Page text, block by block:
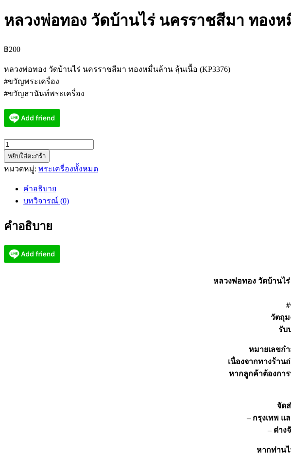
หลวงพ่อทอง วัดบ้านไร่ นครราชสีมา ทองห
฿200
หลวงพ่อทอง วัดบ้านไร่ นครราชสีมา ทองหมื่นล้าน ลุ้นเนื้อ (KP3376)
#ขวัญพระเครื่อง
#ขวัญธานันท์พระเครื่อง
จำนวน
หลวง
พ่อ
บ้านไร่
ทอง
ล้าน
หยิบใส่ตะกร้า
หมวดหมู่: พระเครื่องทั้งหมด
คำอธิบาย
บทวิจารณ์ (0)
คำอธิบาย
หลวงพ่อทอง วัดบ้านไ
วัตถุม
รับ
หมายเลขก
เนื่องจากทางร้าน
หากลูกค้าต้องกา
จัด
– กรุงเทพ แ
– ต่าง
หากท่าน